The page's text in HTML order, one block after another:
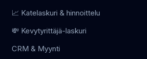
📈 Katelaskuri & hinnoittelu
💸 Kevytyrittäjä-laskuri
CRM & Myynti